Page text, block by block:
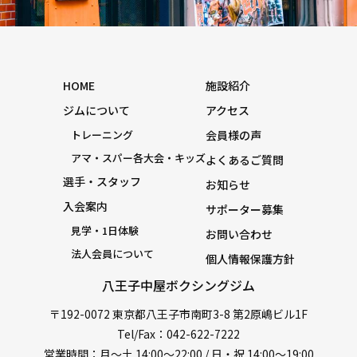
八王子中屋ボクシングジム
〒192-0072 東京都八王子市南町3-8 第2原嶋ビル1F
Tel/Fax：042-622-7222
営業時間：月〜土 14:00〜22:00 / 日・祝 14:00〜19:00
HOME
ジムについて
トレーニング
アマ・スパー各大会・キッズ
選手・スタッフ
入会案内
見学・1日体験
法人会員について
施設紹介
アクセス
会員様の声
よくあるご質問
お知らせ
サポーター募集
お問い合わせ
個人情報保護方針